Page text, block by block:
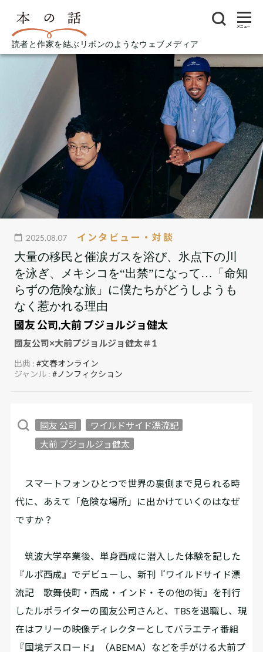
読者と作家を結ぶリボンのようなウェブメディア
メニュー
2025.08.07 インタビュー・対談
大量の移民と催涙ガスを浴び、氷点下の川
を泳ぎ、メキシコを“出禁”になって…「命知
らずの危険な旅」に僕たちがどうしようも
なく惹かれる理由
國友 公司,大前 プジョルジョ健太
國友公司×大前プジョルジョ健太＃1
出典 :#文春オンライン
ジャンル :#ノンフィクション
國友 公司
ワイルドサイド漂流記
大前 プジョルジョ健太
スマートフォンひとつで世界の裏側まで見られる時
代に、あえて「危険な場所」に出かけていくのはなぜ
ですか？
筑波大学卒業後、単身西成に潜入した体験を記した
『ルポ西成』でデビューし、新刊『ワイルドサイド漂
流記 歌舞伎町・西成・インド・その他の街』を刊行
したルポライターの國友公司さんと、TBSを退職し、現
在はフリーの映像ディレクターとしてバラエティ番組
『国境デスロード』（ABEMA）などを手がける大前プ